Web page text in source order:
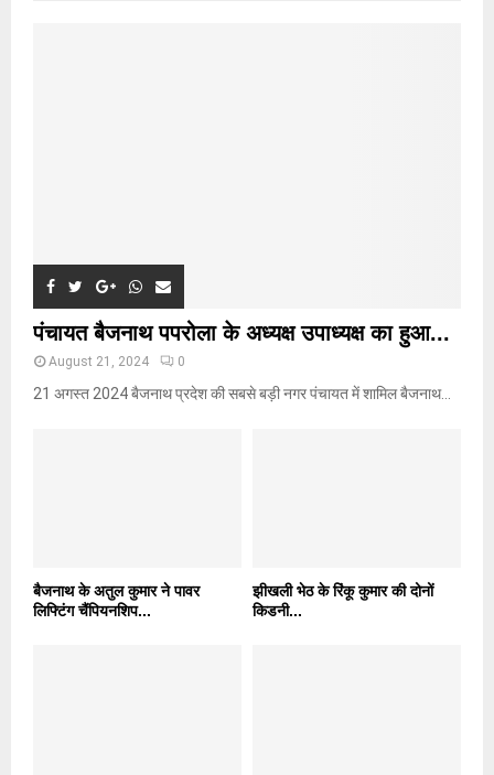
पंचायत बैजनाथ पपरोला के अध्यक्ष उपाध्यक्ष का हुआ...
August 21, 2024 0
21 अगस्त 2024 बैजनाथ प्रदेश की सबसे बड़ी नगर पंचायत में शामिल बैजनाथ...
बैजनाथ के अतुल कुमार ने पावर
लिफ्टिंग चैंपियनशिप...
झीखली भेठ के रिंकू कुमार की दोनों
किडनी...